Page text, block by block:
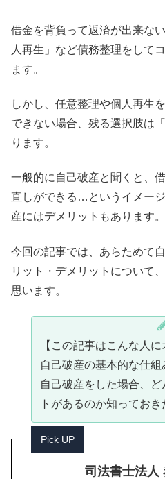
借金を背負って返済が出来な
人再生」など債務整理をして
ます。
しかし、任意整理や個人再生
できない場合、残る選択肢は
ります。
一般的に自己破産と聞くと、
直しができる…というイメー
産にはデメリットもあります。
今回の記事では、あらためて
リット・デメリットについて
思います。
【この記事はこんな人に
自己破産の基本的な仕
自己破産をした場合、
トがあるのか知っておき
Pick UP
司法書士法人